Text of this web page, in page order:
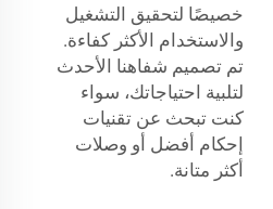
خصيصًا لتحقيق التشغيل
والاستخدام الأكثر كفاءة.
تم تصميم شفاهنا الأحدث
لتلبية احتياجاتك، سواء
كنت تبحث عن تقنيات
إحكام أفضل أو وصلات
أكثر متانة.